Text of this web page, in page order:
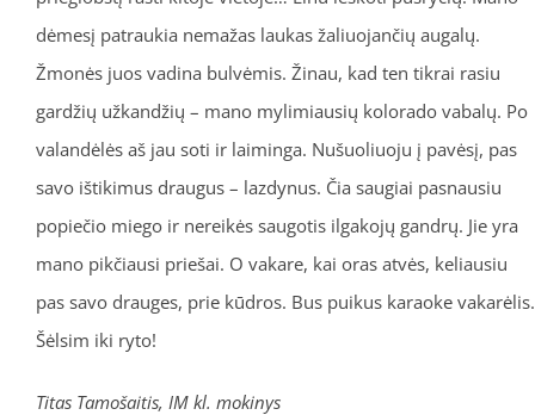
dėmesį patraukia nemažas laukas žaliuojančių augalų.
Žmonės juos vadina bulvėmis. Žinau, kad ten tikrai rasiu
gardžių užkandžių – mano mylimiausių kolorado vabalų. Po
valandėlės aš jau soti ir laiminga. Nušuoliuoju į pavėsį, pas
savo ištikimus draugus – lazdynus. Čia saugiai pasnausiu
popiečio miego ir nereikės saugotis ilgakojų gandrų. Jie yra
mano pikčiausi priešai. O vakare, kai oras atvės, keliausiu
pas savo drauges, prie kūdros. Bus puikus karaoke vakarėlis.
Šėlsim iki ryto!
Titas Tamošaitis, IM kl. mokinys